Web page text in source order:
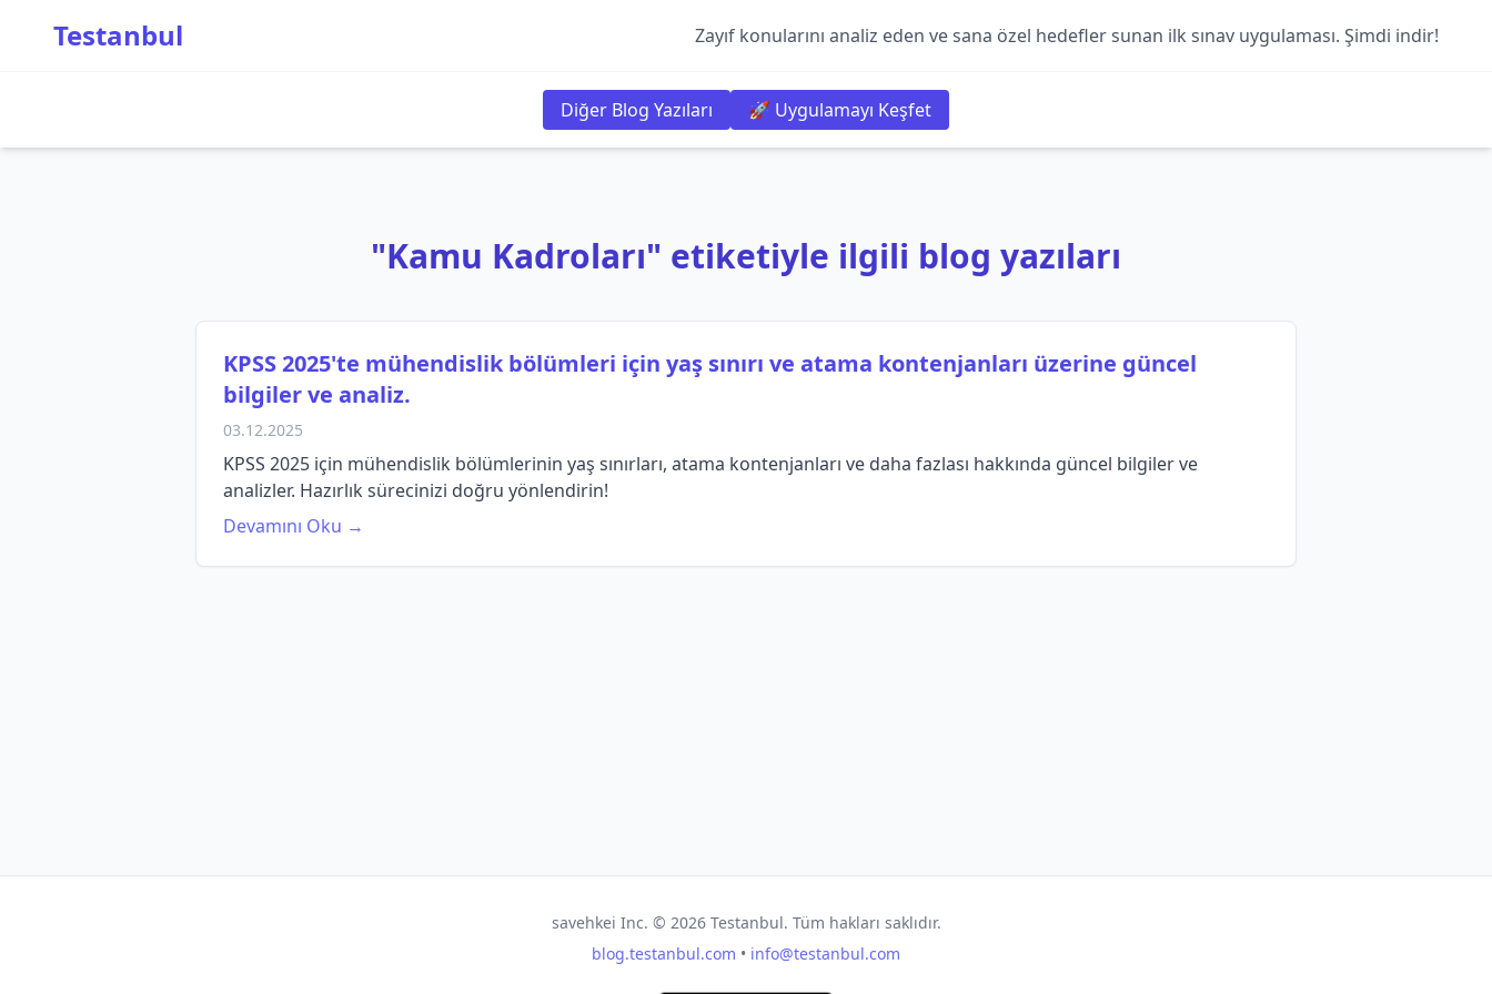
Testanbul Zayıf konularını analiz eden ve sana özel hedefler sunan ilk sınav uygulaması. Şimdi indir!
Diğer Blog Yazıları 🚀 Uygulamayı Keşfet
"Kamu Kadroları" etiketiyle ilgili blog yazıları
KPSS 2025'te mühendislik bölümleri için yaş sınırı ve atama kontenjanları üzerine güncel
bilgiler ve analiz.
03.12.2025
KPSS 2025 için mühendislik bölümlerinin yaş sınırları, atama kontenjanları ve daha fazlası hakkında güncel bilgiler ve
analizler. Hazırlık sürecinizi doğru yönlendirin!
Devamını Oku →
savehkei Inc. © 2026Testanbul. Tüm hakları saklıdır.
blog.testanbul.com • info@testanbul.com